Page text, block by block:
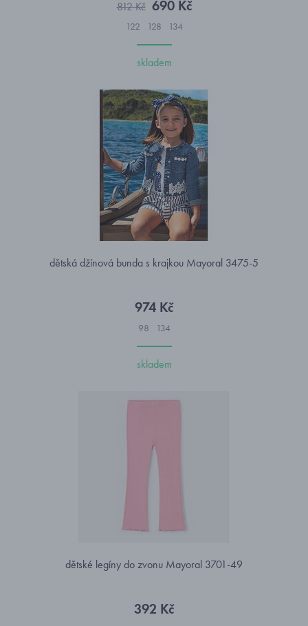
812 Kč 690 Kč
122 128 134
skladem
dětská džínová bunda s krajkou Mayoral 3475-5
974 Kč
98 134
skladem
dětské legíny do zvonu Mayoral 3701-49
392 Kč